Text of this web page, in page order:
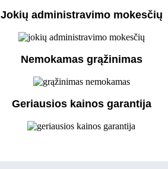
Jokių administravimo mokesčių
Nemokamas grąžinimas
Geriausios kainos garantija